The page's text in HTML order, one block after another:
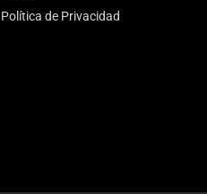
Política de Privacidad